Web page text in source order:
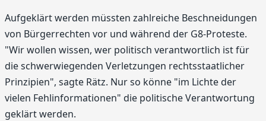
Aufgeklärt werden müssten zahlreiche Beschneidungen
von Bürgerrechten vor und während der G8-Proteste.
"Wir wollen wissen, wer politisch verantwortlich ist für
die schwerwiegenden Verletzungen rechtsstaatlicher
Prinzipien", sagte Rätz. Nur so könne "im Lichte der
vielen Fehlinformationen" die politische Verantwortung
geklärt werden.